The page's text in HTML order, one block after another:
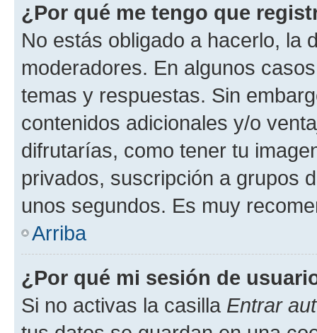
¿Por qué me tengo que
No estás obligado a hacerlo, la
moderadores. En algunos
temas y respuestas. Sin
contenidos adicionales y/o
difrutarías, como tener tu
privados, suscripción a grupos
unos segundos. Es muy
Arriba
¿Por qué mi sesión de
Si no activas la casilla Entrar